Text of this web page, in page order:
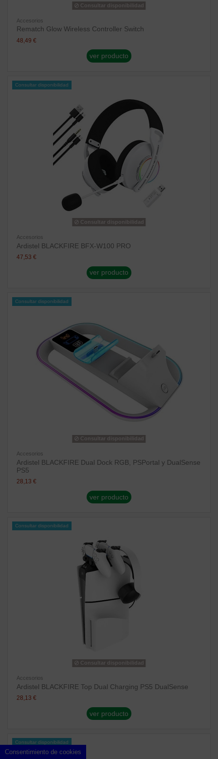
Consultar disponibilidad
Accesorios
Rematch Glow Wireless Controller Switch
48,49 €
ver producto
Consultar disponibilidad
Consultar disponibilidad
Accesorios
Ardistel BLACKFIRE BFX-W100 PRO
47,53 €
ver producto
Consultar disponibilidad
Consultar disponibilidad
Accesorios
Ardistel BLACKFIRE Dual Dock RGB, PSPortal y DualSense
PS5
28,13 €
ver producto
Consultar disponibilidad
Consultar disponibilidad
Accesorios
Ardistel BLACKFIRE Top Dual Charging PS5 DualSense
28,13 €
ver producto
Consultar disponibilidad
Consentimiento de cookies